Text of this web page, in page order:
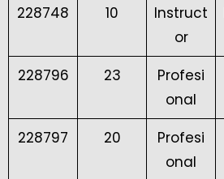
228748 10
Instruct
or
228796 23
Profesi
onal
228797 20
Profesi
onal